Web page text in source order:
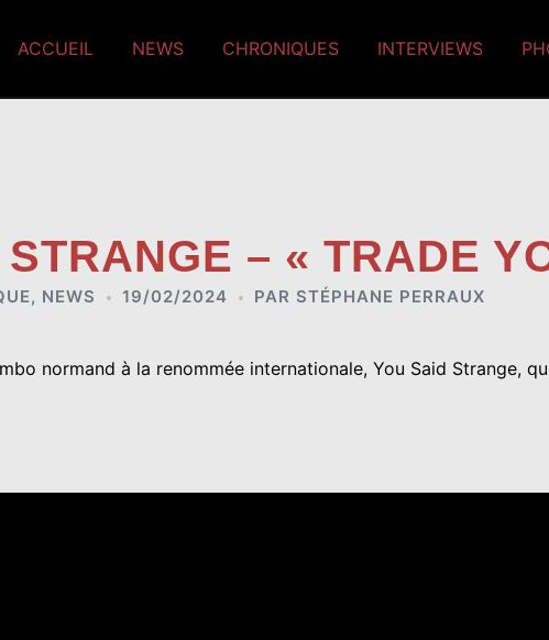
ACCUEIL NEWS CHRONIQUES INTERVIEWS
– « TRADE
, NEWS 19/02/2024 PAR STÉPHANE PERRAUX
normand à la renommée internationale, You Said Strange,